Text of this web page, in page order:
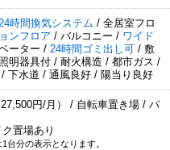
時間換気システム / 全居室フロ
ンフロア / バルコニー / ワイド
ーター / 24時間ゴミ出し可 / 敷
明器具付 / 耐火構造 / 都市ガス /
下水道 / 通風良好 / 陽当り良好
円/月） / 自転車置き場 / バ
置場あり
台分の表示となります。